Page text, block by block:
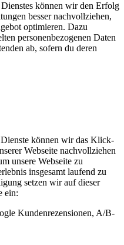
können wir den Erfolg
besser nachvollziehen,
optimieren. Dazu
personenbezogenen Daten
ab, sofern du deren
können wir das Klick-
Webseite nachvollziehen
unsere Webseite zu
insgesamt laufend zu
setzen wir auf dieser
ein:
Kundenrezensionen, A/B-